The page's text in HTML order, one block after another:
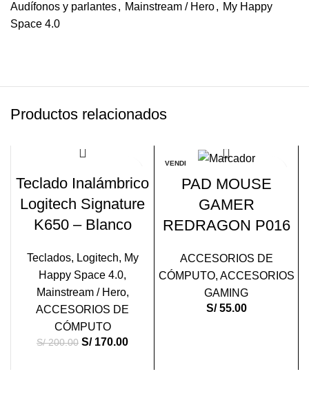
Audífonos y parlantes, Mainstream / Hero, My Happy
Space 4.0
Productos relacionados
DO
Teclado Inalámbrico
Logitech Signature
K650 – Blanco
Teclados, Logitech, My
Happy Space 4.0,
Mainstream / Hero,
ACCESORIOS DE
CÓMPUTO
S/200.00 S/170.00
VENDI
PAD MOUSE
GAMER
REDRAGON P016
ACCESORIOS DE
CÓMPUTO, ACCESORIOS
GAMING
S/55.00